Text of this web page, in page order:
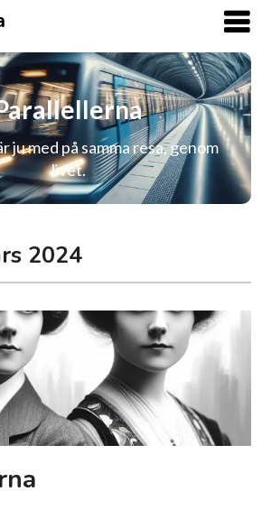
ju med på samma resa, genom
livet.
2024